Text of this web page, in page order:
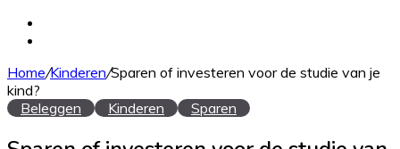
Home/Kinderen/Sparen of investeren voor de studie van je
kind?
Beleggen
Kinderen Sparen